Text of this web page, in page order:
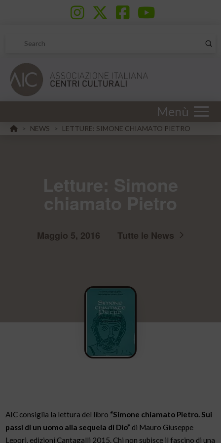
Search
Menù
HOME
> NEWS > LETTURE: SIMONE CHIAMATO PIETRO
Maggio 5, 2016 Tutte le News
AIC consiglia la lettura del libro “Simone chiamato Pietro. Sui
passi di un uomo alla sequela di Dio” di Mauro Giuseppe
Lepori, edizioni Cantagalli 2015. Chi non subisce il fascino di una